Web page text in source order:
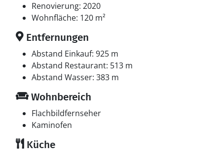
Renovierung: 2020
Wohnfläche: 120 m²
Entfernungen
Abstand Einkauf: 925 m
Abstand Restaurant: 513 m
Abstand Wasser: 383 m
Wohnbereich
Flachbildfernseher
Kaminofen
Küche